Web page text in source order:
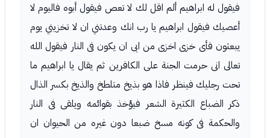
فيقول له ابراهيم ألم اقل لك لا تعص فيقول أبوه فاليوم لا
أعصيك فيقول ابراهيم يا رب انك وعدتني ان لا تخزيني يوم
يبعثون فأى خزى اخزى من ابى ان يكون فى النار فيقول الله
تعالى انى حرمت الجنة على الكافرين ثم يقال يا ابراهيم ما
تحت رجليك فينظر فاذا هو بذيخ متلطخ والذيخ بكسر الذال
ذكر الضباع الكثيرة الشعر فيؤخذ بقوائمه ويلقى فى النار
والحكمة فى كونه مسخ ضبعا دون غيره من الحيوان ان